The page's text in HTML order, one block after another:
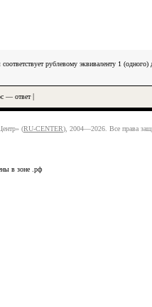
рублевому эквиваленту 1
— ответ|
(RU-CENTER), 2004—2026. Все права
в зоне .рф